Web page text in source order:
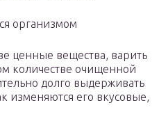
организмом
ценные вещества, варить
количестве очищенной
долго выдерживать
изменяются его вкусовые,